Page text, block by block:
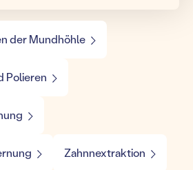
der Mundhöhle
Polieren
Zahnnextraktion